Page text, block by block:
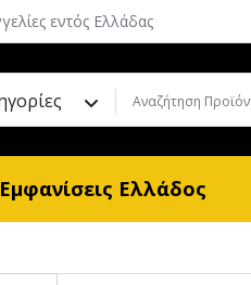
εντός Ελλάδας
Εμφανίσεις Ελλάδος